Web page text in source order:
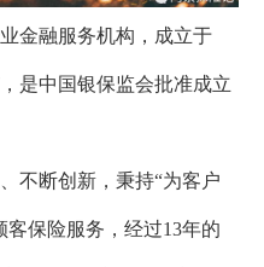
金融服务机构，成立于
是中国银保监会批准成立
不断创新，秉持“为客户
保险服务，经过13年的